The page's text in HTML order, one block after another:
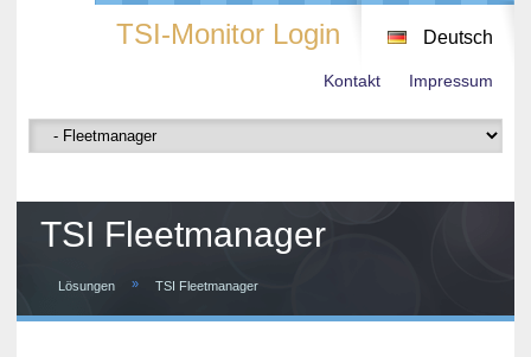
TSI-Monitor Login Deutsch
Kontakt Impressum
TSI Fleetmanager
Lösungen » TSI Fleetmanager